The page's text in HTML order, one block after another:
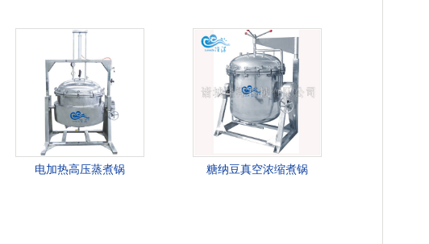
电加热高压蒸煮锅 糖纳豆真空浓缩煮锅